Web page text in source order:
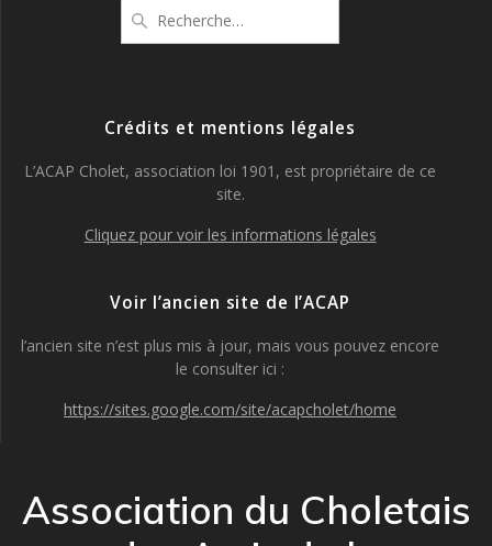
pour
Crédits et mentions légales
L’ACAP Cholet, association loi 1901, est propriétaire de ce
site.
Cliquez pour voir les informations légales
Voir l’ancien site de l’ACAP
l’ancien site n’est plus mis à jour, mais vous pouvez encore
le consulter ici :
https://sites.google.com/site/acapcholet/home
Association du Choletais